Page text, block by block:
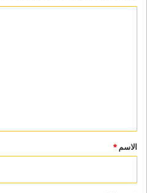
*
الاسم *